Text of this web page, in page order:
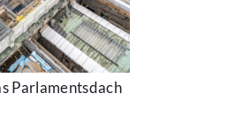
Parlamentsdach